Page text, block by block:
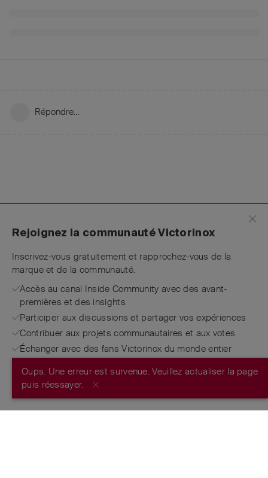
Répondre…
Oups. Une erreur est survenue. Veuillez actualiser la page
puis réessayer.
Rejoignez la communauté Victorinox
Inscrivez-vous gratuitement et rapprochez-vous de la
marque et de la communauté.
Accès au canal Inside Community avec des avant-
premières et des insights
Participer aux discussions et partager vos expériences
Contribuer aux projets communautaires et aux votes
Échanger avec des fans Victorinox du monde entier
S’INSCRIRE MAINTENANT